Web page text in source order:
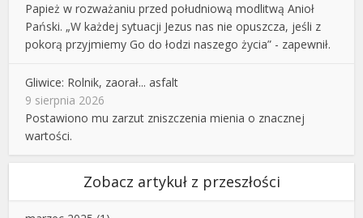
Papież w rozważaniu przed południową modlitwą Anioł
Pański. „W każdej sytuacji Jezus nas nie opuszcza, jeśli z
pokorą przyjmiemy Go do łodzi naszego życia” - zapewnił.
Gliwice: Rolnik, zaorał... asfalt
9 sierpnia 2026
Postawiono mu zarzut zniszczenia mienia o znacznej
wartości.
Zobacz artykuł z przeszłości